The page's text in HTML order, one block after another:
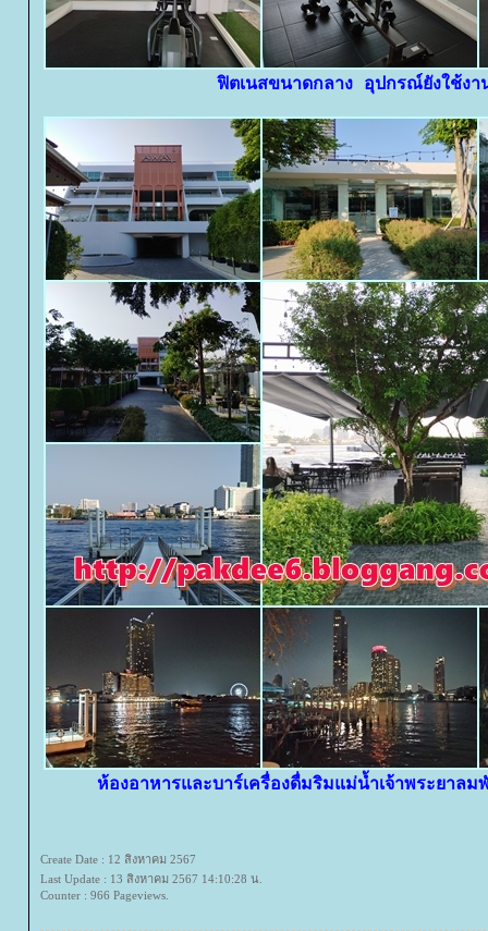
ฟิตเนสขนาดกลาง อุปกรณ์ยังใช้งา
ห้องอาหารและบาร์เครื่องดื่มริมแม่น้ำเจ้าพระยาลม
Create Date : 12 สิงหาคม 2567
Last Update : 13 สิงหาคม 2567 14:10:28 น.
Counter : 966 Pageviews.